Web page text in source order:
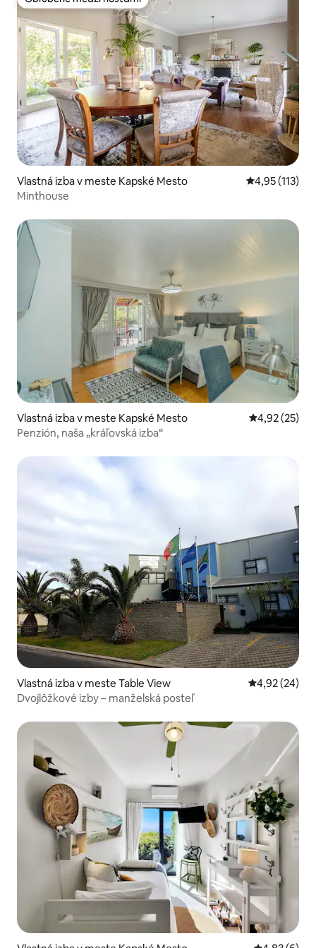
Obľúbené medzi hosťami
Vlastná izba v meste Kapské Mesto Priemerné
4,95 (113)
Minthouse
Vlastná izba v meste Kapské Mesto Priemerné
4,92 (25)
Penzión, naša „kráľovská izba“
Vlastná izba v meste Table View Priemerné
4,92 (24)
Dvojlôžkové izby – manželská posteľ